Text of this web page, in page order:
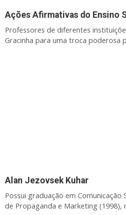
Ações Afirmativas do Ensino
Professores de diferentes
Gracinha para uma troca poderosa
Alan Jezovsek Kuhar
Possui graduação em Comunicação
de Propaganda e Marketing (1998),